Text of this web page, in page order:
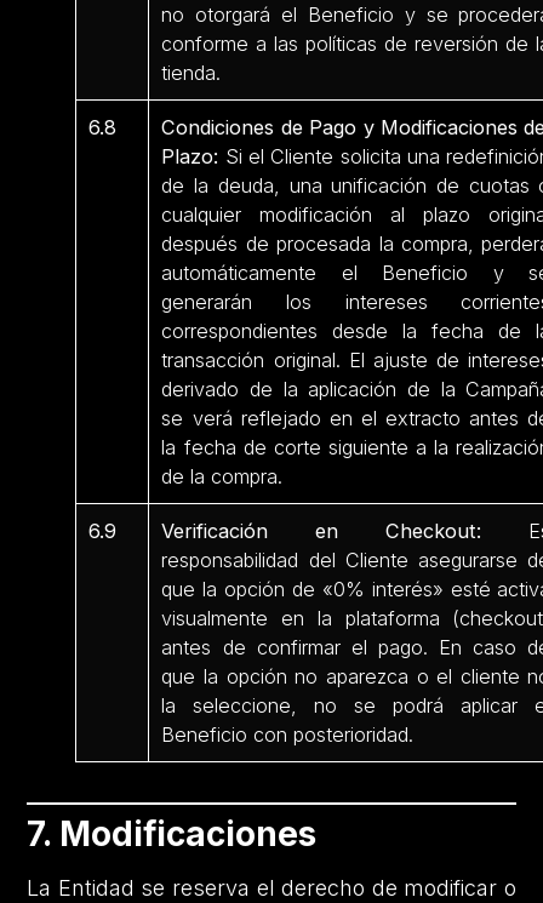
no otorgará el Beneficio y se
conforme a las políticas de reversión de
tienda.
6.8
Condiciones de Pago y Modificaciones
Plazo: Si el Cliente solicita una
de la deuda, una unificación de cuotas
cualquier modificación al plazo
después de procesada la compra,
automáticamente el Beneficio y
generarán los intereses
correspondientes desde la fecha de
transacción original. El ajuste de
derivado de la aplicación de la
se verá reflejado en el extracto antes
la fecha de corte siguiente a la
de la compra.
6.9 Verificación en Checkout:
responsabilidad del Cliente asegurarse
que la opción de «0% interés» esté
visualmente en la plataforma
antes de confirmar el pago. En caso
que la opción no aparezca o el cliente
la seleccione, no se podrá aplicar
Beneficio con posterioridad.
7. Modificaciones
La Entidad se reserva el derecho de modificar o